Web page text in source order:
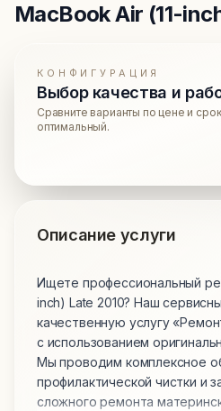
MacBook Air (11-
КОНФИГУРАЦИЯ
Выбор качества и
Сравните варианты по цене и
оптимальный.
Описание услуги
Ищете профессиональный
inch) Late 2010? Наш
качественную услугу
с использованием
Мы проводим комплексное
профилактической чистки и
сложного ремонта